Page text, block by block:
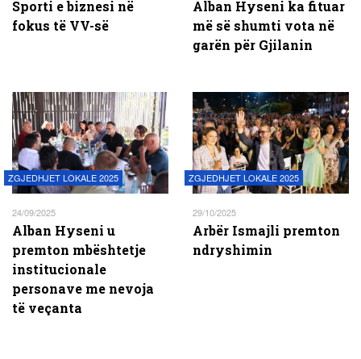
Sporti e biznesi në
fokus të VV-së
Alban Hyseni ka fituar
më së shumti vota në
garën për Gjilanin
ZGJEDHJET LOKALE 2025
24/09/2025
Alban Hyseni u
premton mbështetje
institucionale
personave me nevoja
të veçanta
ZGJEDHJET LOKALE 2025
29/10/2025
Arbër Ismajli premton
ndryshimin